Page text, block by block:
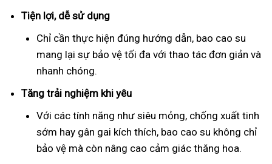
Tiện lợi, dễ sử dụng
Chỉ cần thực hiện đúng hướng dẫn, bao cao su
mang lại sự bảo vệ tối đa với thao tác đơn giản và
nhanh chóng.
Tăng trải nghiệm khi yêu
Với các tính năng như siêu mỏng, chống xuất tinh
sớm hay gân gai kích thích, bao cao su không chỉ
bảo vệ mà còn nâng cao cảm giác thăng hoa.